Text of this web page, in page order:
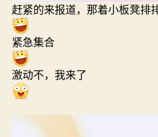
赶紧的来报道，那着小板凳排
紧急集合
激动不，我来了